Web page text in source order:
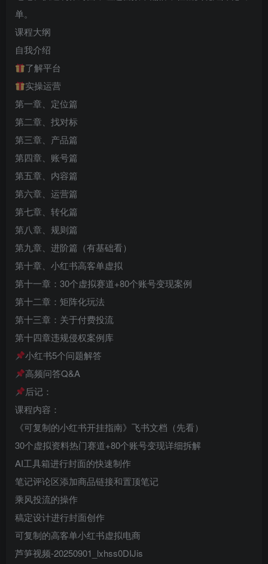
单。
课程大纲
自我介绍
了解平台
实操运营
第一章、定位篇
第二章、找对标
第三章、产品篇
第四章、账号篇
第五章、内容篇
第六章、运营篇
第七章、转化篇
第八章、规则篇
第九章、进阶篇（有基础看）
第十章、小红书高客单虚拟
第十一章：30个虚拟赛道+80个账号变现案例
第十二章：矩阵化玩法
第十三章：关于付费投流
第十四章违规侵权案例库
小红书5个问题解答
高频问答Q&A
后记：
课程内容：
《可复制的小红书开挂指南》飞书文档（先看）
30个虚拟资料热门赛道+80个账号变现详细拆解
AI工具箱进行封面的快速制作
笔记评论区添加商品链接和置顶笔记
乘风投流的操作
稿定设计进行封面创作
可复制的高客单小红书虚拟电商
芦笋视频-20250901_lxhss0DIJis